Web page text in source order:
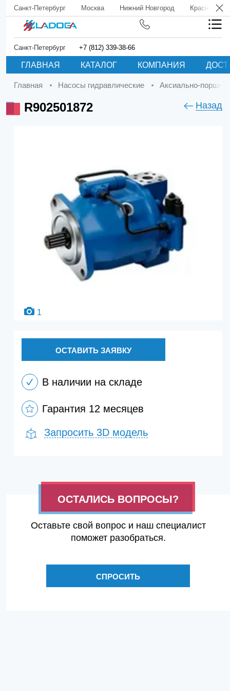
Санкт-Петербург Москва Нижний Новгород Краснодар
Санкт-Петербург +7 (812) 339-38-66
ГЛАВНАЯ КАТАЛОГ КОМПАНИЯ
Главная Насосы гидравлические Аксиально-
R902501872 Назад
1
ОСТАВИТЬ ЗАЯВКУ
В наличии на складе
Гарантия 12 месяцев
Запросить 3D модель
ОСТАЛИСЬ ВОПРОСЫ?
Оставьте свой вопрос и наш специалист
поможет разобраться.
СПРОСИТЬ